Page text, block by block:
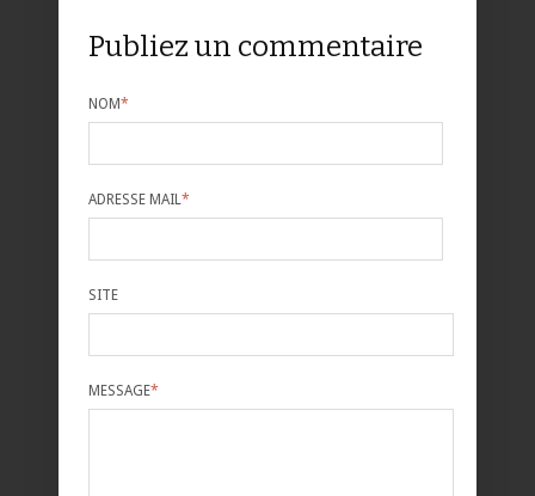
Publiez un commentaire
NOM*
ADRESSE MAIL *
SITE
MESSAGE*